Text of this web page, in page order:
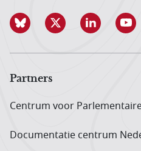
Partners
Centrum voor
Documentatie centrum